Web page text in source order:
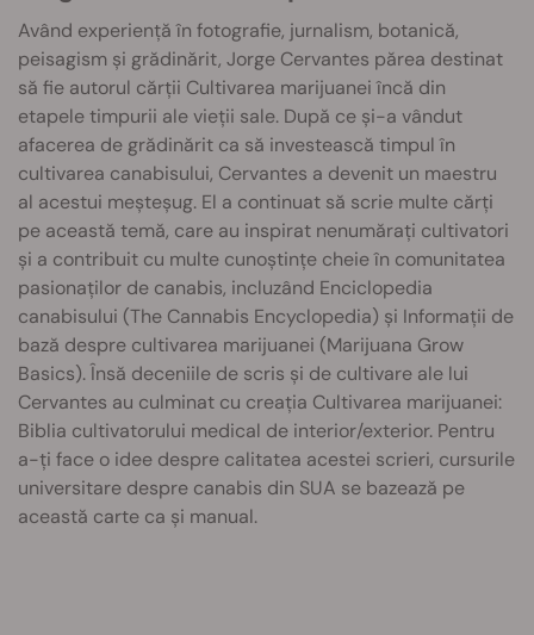
Având experiență în fotografie, jurnalism, botanică,
peisagism și grădinărit, Jorge Cervantes părea destinat
să fie autorul cărții Cultivarea marijuanei încă din
etapele timpurii ale vieții sale. După ce și-a vândut
afacerea de grădinărit ca să investească timpul în
cultivarea canabisului, Cervantes a devenit un maestru
al acestui meșteșug. El a continuat să scrie multe cărți
pe această temă, care au inspirat nenumărați cultivatori
și a contribuit cu multe cunoștințe cheie în comunitatea
pasionaților de canabis, incluzând Enciclopedia
canabisului (The Cannabis Encyclopedia) și Informații de
bază despre cultivarea marijuanei (Marijuana Grow
Basics). Însă deceniile de scris și de cultivare ale lui
Cervantes au culminat cu creația Cultivarea marijuanei:
Biblia cultivatorului medical de interior/exterior. Pentru
a-ți face o idee despre calitatea acestei scrieri, cursurile
universitare despre canabis din SUA se bazează pe
această carte ca și manual.